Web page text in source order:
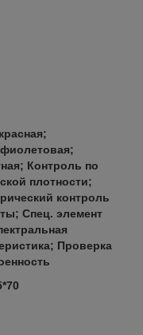
Контроль по
плотности;
контроль
Спец. элемент
Проверка